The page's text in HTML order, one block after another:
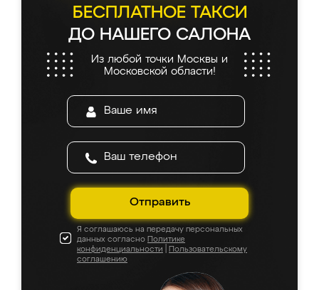
БЕСПЛАТНОЕ ТАКСИ
ДО НАШЕГО САЛОНА
Из любой точки Москвы и
Московской области!
Отправить
Я соглашаюсь на передачу персональных
данных согласно Политике
конфиденциальности
Пользовательскому
соглашению